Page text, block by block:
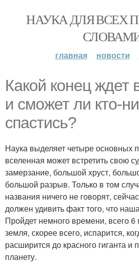
НАУКА ДЛЯ ВСЕХ
главная новости
Какой конец ждет
и сможет ли кто-
спастись?
Наука выделяет четыре основных
вселенная может встретить свою
замерзание, большой хруст,
большой разрыв. Только в том
названия ничего не говорят,
должен удивить факт того, что
Пройдет немного времени, всего 6
земля, скорее всего, испарится,
расширится до красного гиганта и
планету.